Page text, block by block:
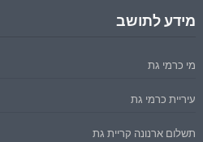
מידע לתושב
מי כרמי גת
עיריית כרמי גת
תשלום ארנונה קריית גת